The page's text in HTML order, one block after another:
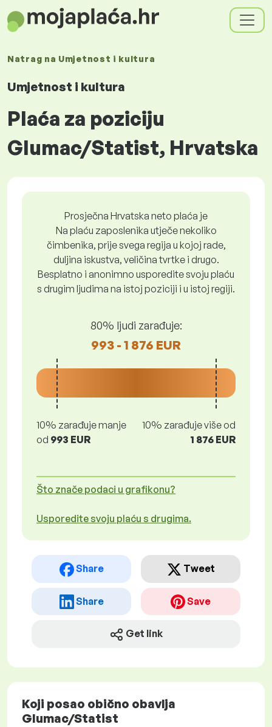
Natrag na Umjetnost i kultura
Umjetnost i kultura
Plaća za poziciju
Glumac/Statist, Hrvatska
Prosječna Hrvatska neto plaća je
Na plaću zaposlenika utječe nekoliko
čimbenika, prije svega regija u kojoj rade,
duljina iskustva, veličina tvrtke i drugo.
Besplatno i anonimno usporedite svoju plaću
s drugim ljudima na istoj poziciji i u istoj regiji.
80% ljudi zarađuje:
993 - 1 876 EUR
10% zarađuje manje
od 993 EUR
10% zarađuje više od
1 876 EUR
Što znače podaci u grafikonu?
Usporedite svoju plaću s drugima.
Share Tweet
Share Save
Get link
Koji posao obično obavlja
Glumac/Statist